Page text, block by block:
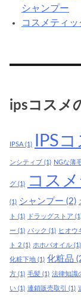
シャンプー
コスメティ
ipsコスメ
IPSA (1) IPS
ンシティブ (1) NGな薄
グ (1) コス
(1) シャンプー (2)
ト (1) ドラッグストア
ー (1) パック (1) ヒオウ
ト 2 (1) ホホバオイル (1)
化粧下地 (1) 化粧品
方 (1) 毛髪 (1) 法律知識
い (1) 連鎖販売取引 (1)